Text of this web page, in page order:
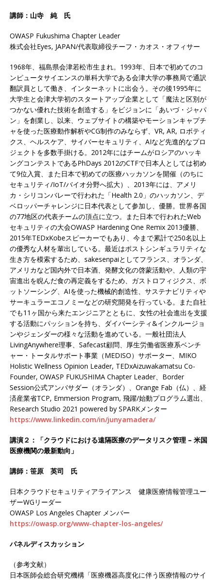
講師：山寺 純 氏
OWASP Fukushima Chapter Leader
株式会社Eyes, JAPAN/代表取締役チーフ・カオス・オフィサー
1968年、福島県会津若松市生まれ。1993年、日本で初めてのコ
ンピュータサイエンスの単科大学である会津大学の事務局で通訳
翻訳員として働き、インターネットに出会う。その後1995年に
大学生と会津大学初のスタートアップ企業として「魔法と区別が
つかない優れた技術を創造する」をビジョンに「あいづ・ジャパ
ン」を創業し、以来、ウェブサイトの構築やモーションキャプチ
ャを使った医療動作解析やCG制作のみならず、VR, AR, ロボティ
クス、ヘルスケア、サイバーセキュリティ、AIなど先進的なプロ
ジェクトを多数手掛ける。2012年にはチームがロシアのハッキ
ングコンテストであるPhDays 2012のCTFで日本人としては初め
て9位入賞、また日本で初めての医療ハッカソンを開催（のちに
セキュリティ/IoT/バイオ分野へ拡大）、2013年には、アメリ
カ・シリコンバレーで行われた「Health 2.0」のハッカソン、デ
ベロッパーチャレンジに日本代表として参加し、優勝。世界各国
の77地区の代表チームの頂点に立つ。また日本で行われたWeb
セキュリティの大会OWASP Hardening One Remix 2013優勝、
2015年TEDxKobeスピーカーでもあり、今まで累計で250名以上
の優秀な人材を輩出している。最近はポストシンギュラリティな
生き方を模索するため、sakesenpaiとしてフランス、オランダ、
アメリカなど国内外で日本酒、発酵文化の啓蒙活動や、人類の宇
宙進出を睨んだ食の再定義をするため、ガストロフィジクス、ボ
ットソーシング、AIを使った機械的創造性、サステナビリティや
サーキュラーエコノミーなどの研究開発を行っている。また自社
でも11ヶ国から来たエンジニアとともに、女性の社会進出を支援
する活動にパッションを持ち、ダイバーシティ&インクルージョ
ンやジェンダーの様々な活動を進めている。一般社団法人
LivingAnywhere理事、Safecast顧問、厚生労働省医療系ベンチ
ャー・トータルサポート事業（MEDISO）サポーター、MIKO
Holistic Wellness Opinion Leader, TEDxAizuwakamatsu Co-
Founder, OWASP FUKUSHIMA Chapter Leader、Border
Session公式アンバサダー（オランダ）、Orange Fab（仏）、経
済産業省TCP, Emmersion Program, 飛躍/始動プログラム選出、
Research Studio 2021 powered by SPARKメンター
https://www.linkedin.com/in/junyamadera/
講演２：
「クラウドにおける遠隔医療のデータリスク管理 – 米国
医療機関の最新動向」
講師：笹原 英司 氏
日本クラウドセキュリティアライアンス 健康医療情報管理ユー
ザーWGリーダー
OWASP Los Angeles Chapter メンバー
https://owasp.org/www-chapter-los-angeles/
パネルディスカッション
（参考文献）
日本医師会総合研究機構「医療機器高度化に伴う医療情報のサイ